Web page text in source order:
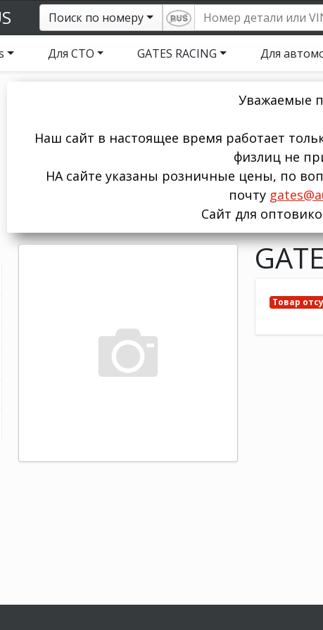
Поиск по номеру
Для СТО GATES RACING Для
Уважаемые
Наш сайт в настоящее время работает
физлиц не
НА сайте указаны розничные цены, по
почту
Сайт для
Товар